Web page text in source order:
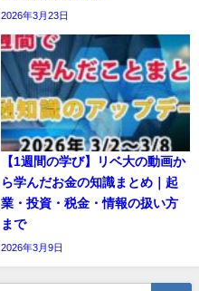
2026年3月23日
【1週間の学び】リベ大の動画か
ら学んだお金の知識まとめ｜起
業・投資・税金・情報の扱い方
まで
2026年3月9日